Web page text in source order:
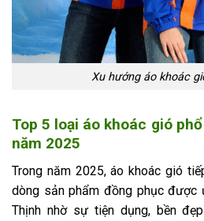
Xu hướng áo khoác
Top 5 loại áo khoác gió
năm 2025
Trong năm 2025, áo khoác gió
dòng sản phẩm đồng phục được
Thịnh nhờ sự tiện dụng, bền